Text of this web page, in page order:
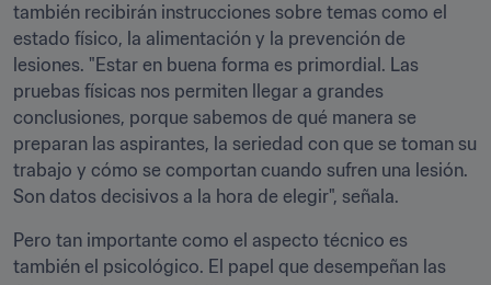
también recibirán instrucciones sobre temas como el
estado físico, la alimentación y la prevención de
lesiones. "Estar en buena forma es primordial. Las
pruebas físicas nos permiten llegar a grandes
conclusiones, porque sabemos de qué manera se
preparan las aspirantes, la seriedad con que se toman su
trabajo y cómo se comportan cuando sufren una lesión.
Son datos decisivos a la hora de elegir", señala.
Pero tan importante como el aspecto técnico es
también el psicológico. El papel que desempeñan las